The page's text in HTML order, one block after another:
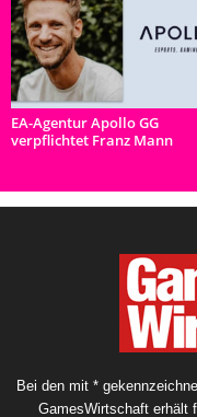
EA-Agentur Apollo GG
verpflichtet Franz Mann
Bei den mit *
GamesWirtschaft erhält